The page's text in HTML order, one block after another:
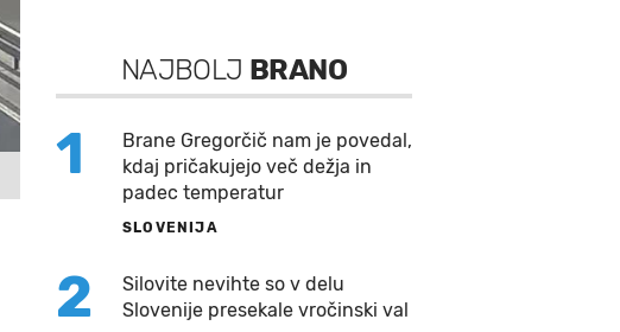
NAJBOLJ BRANO
1
Brane Gregorčič nam je povedal,
kdaj pričakujejo več dežja in
padec temperatur
SLOVENIJA
2
Silovite nevihte so v delu
Slovenije presekale vročinski val